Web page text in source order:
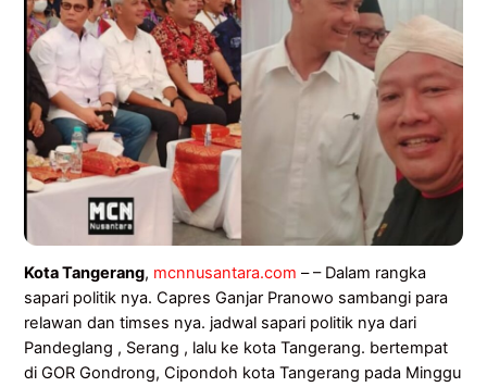
Kota Tangerang, mcnnusantara.com – – Dalam rangka
sapari politik nya. Capres Ganjar Pranowo sambangi para
relawan dan timses nya. jadwal sapari politik nya dari
Pandeglang , Serang , lalu ke kota Tangerang. bertempat
di GOR Gondrong, Cipondoh kota Tangerang pada Minggu